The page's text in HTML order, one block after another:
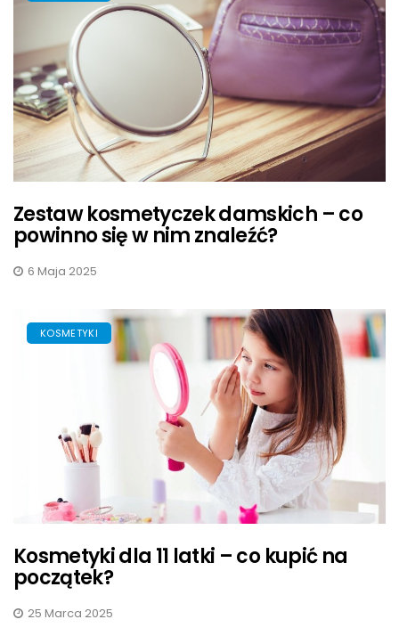
Zestaw kosmetyczek damskich – co
powinno się w nim znaleźć?
6 Maja 2025
KOSMETYKI
Kosmetyki dla 11 latki – co kupić na
początek?
25 Marca 2025